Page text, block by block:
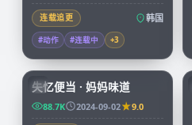
连载追更 韩国
#动作 #连载中 +3
JP
59:19
失忆便当 · 妈妈味道
88.7K 2024-09-02 9.0